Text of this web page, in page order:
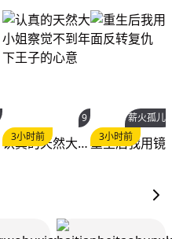
3小时前
9
认真的天然大小姐察觉不到年下王子的心意 3小时前
薪火孤儿